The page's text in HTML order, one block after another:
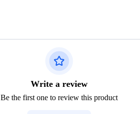
Write a review
Be the first one to review this product